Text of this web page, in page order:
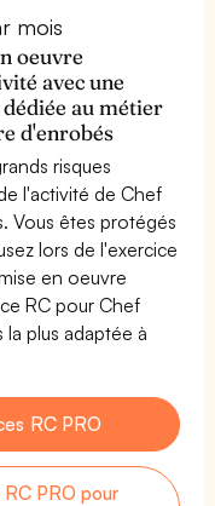
mois
oeuvre
avec une
au métier
d'enrobés
risques
l'activité de Chef
Vous êtes protégés
lors de l'exercice
en oeuvre
RC pour Chef
plus adaptée à
RC PRO
PRO pour